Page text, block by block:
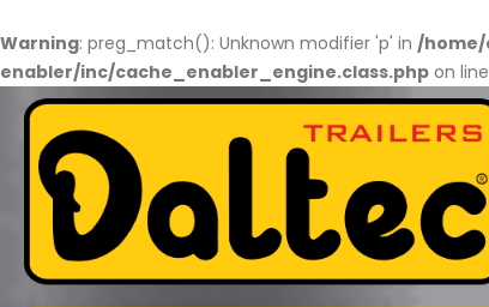
Warning: preg_match(): Unknown modifier 'p' in /home/
enabler/inc/cache_enabler_engine.class.php on line